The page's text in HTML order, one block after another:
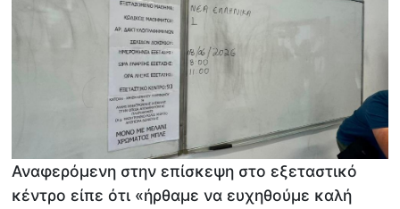
Αναφερόμενη στην επίσκεψη στο εξεταστικό
κέντρο είπε ότι «ήρθαμε να ευχηθούμε καλή